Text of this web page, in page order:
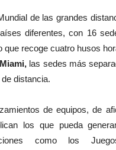
de las grandes
diferentes, con 16
que recoge cuatro husos
las sedes más
distancia.
de equipos, de
los que pueda
como los